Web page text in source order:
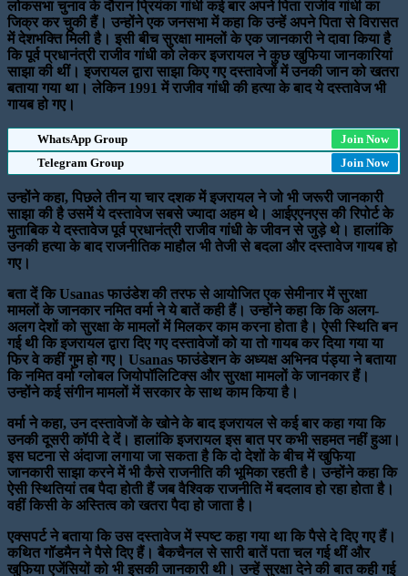
लोकसभा चुनाव के दौरान प्रियंका गांधी कई बार अपने पिता राजीव गांधी का
जिक्र कर चुकी हैं। उन्होंने एक जनसभा में कहा कि उन्हें अपने पिता से विरासत
में देशभक्ति मिली है। इसी बीच सुरक्षा मामलों के एक जानकारी ने दावा किया है
कि पूर्व प्रधानंत्री राजीव गांधी को लेकर इजरायल ने कुछ खुफिया जानकारियां
साझा की थीं। इजरायल द्वारा साझा किए गए दस्तावेजों में उनकी जान को खतरा
बताया गया था। लेकिन 1991 में राजीव गांधी की हत्या के बाद ये दस्तावेज भी
गायब हो गए।
WhatsApp Group
Join Now
Telegram Group
Join Now
उन्होंने कहा, पिछले तीन या चार दशक में इजरायल ने जो भी जरूरी जानकारी
साझा की है उसमें ये दस्तावेज सबसे ज्यादा अहम थे। आईएएनएस की रिपोर्ट के
मुताबिक ये दस्तावेज पूर्व प्रधानंत्री राजीव गांधी के जीवन से जुड़े थे। हालांकि
उनकी हत्या के बाद राजनीतिक माहौल भी तेजी से बदला और दस्तावेज गायब हो
गए।
बता दें कि Usanas फाउंडेश की तरफ से आयोजित एक सेमीनार में सुरक्षा
मामलों के जानकार नमित वर्मा ने ये बातें कही हैं। उन्होंने कहा कि कि अलग-
अलग देशों को सुरक्षा के मामलों में मिलकर काम करना होता है। ऐसी स्थिति बन
गई थी कि इजरायल द्वारा दिए गए दस्तावेजों को या तो गायब कर दिया गया या
फिर वे कहीं गुम हो गए। Usanas फाउंडेशन के अध्यक्ष अभिनव पंड्या ने बताया
कि नमित वर्मा ग्लोबल जियोपॉलिटिक्स और सुरक्षा मामलों के जानकार हैं।
उन्होंने कई संगीन मामलों में सरकार के साथ काम किया है।
वर्मा ने कहा, उन दस्तावेजों के खोने के बाद इजरायल से कई बार कहा गया कि
उनकी दूसरी कॉपी दे दें। हालांकि इजरायल इस बात पर कभी सहमत नहीं हुआ।
इस घटना से अंदाजा लगाया जा सकता है कि दो देशों के बीच में खुफिया
जानकारी साझा करने में भी कैसे राजनीति की भूमिका रहती है। उन्होंने कहा कि
ऐसी स्थितियां तब पैदा होती हैं जब वैश्विक राजनीति में बदलाव हो रहा होता है।
वहीं किसी के अस्तित्व को खतरा पैदा हो जाता है।
एक्सपर्ट ने बताया कि उस दस्तावेज में स्पष्ट कहा गया था कि पैसे दे दिए गए हैं।
कथित गॉडमैन ने पैसे दिए हैं। बैकचैनल से सारी बातें पता चल गई थीं और
खुफिया एजेंसियों को भी इसकी जानकारी थी। उन्हें सुरक्षा देने की बात कही गई